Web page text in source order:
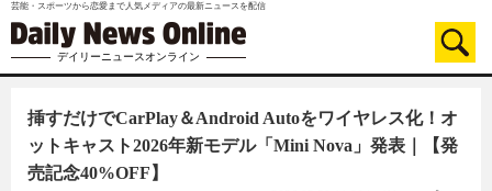
芸能・スポーツから恋愛まで人気メディアの最新ニュースを配信
デイリーニュースオンライン
挿すだけでCarPlay＆Android Autoをワイヤレス化！オ
ットキャスト2026年新モデル「Mini Nova」発表｜【発
売記念40%OFF】